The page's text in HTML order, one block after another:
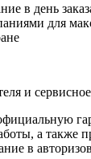
в день
для
и
а также
в